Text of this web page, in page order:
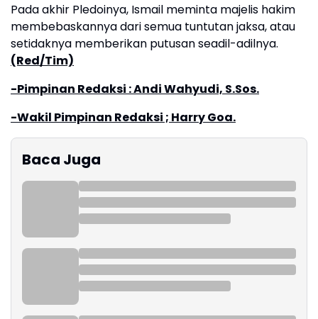
Pada akhir Pledoinya, Ismail meminta majelis hakim
membebaskannya dari semua tuntutan jaksa, atau
setidaknya memberikan putusan seadil-adilnya.
(Red/Tim)
-Pimpinan Redaksi : Andi Wahyudi, S.Sos.
-Wakil Pimpinan Redaksi ; Harry Goa.
Baca Juga